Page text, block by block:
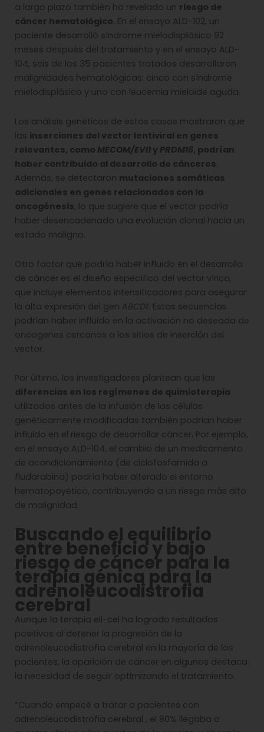
a largo plazo también ha revelado un riesgo de
cáncer hematológico. En el ensayo ALD-102, un
paciente desarrolló síndrome mielodisplásico 92
meses después del tratamiento y en el ensayo ALD-
104, seis de los 35 pacientes tratados desarrollaron
malignidades hematológicas: cinco con síndrome
mielodisplásico y uno con leucemia mieloide aguda.
Los análisis genéticos de estos casos mostraron que
las inserciones del vector lentiviral en genes
relevantes, como MECOM/EVI1 y PRDM16, podrían
haber contribuido al desarrollo de cánceres.
Además, se detectaron mutaciones somáticas
adicionales en genes relacionados con la
oncogénesis, lo que sugiere que el vector podría
haber desencadenado una evolución clonal hacia un
estado maligno.
Otro factor que podría haber influido en el desarrollo
de cáncer es el diseño específico del vector vírico,
que incluye elementos intensificadores para asegurar
la alta expresión del gen ABCD1. Estas secuencias
podrían haber influido en la activación no deseada de
oncogenes cercanos a los sitios de inserción del
vector.
Por último, los investigadores plantean que las
diferencias en los regímenes de quimioterapia
utilizados antes de la infusión de las células
genéticamente modificadas también podrían haber
influido en el riesgo de desarrollar cáncer. Por ejemplo,
en el ensayo ALD-104, el cambio de un medicamento
de acondicionamiento (de ciclofosfamida a
fludarabina) podría haber alterado el entorno
hematopoyético, contribuyendo a un riesgo más alto
de malignidad.
Buscando el equilibrio
entre beneficio y bajo
riesgo de cáncer para la
terapia génica para la
adrenoleucodistrofia
cerebral
Aunque la terapia eli-cel ha logrado resultados
positivos al detener la progresión de la
adrenoleucodistrofia cerebral en la mayoría de los
pacientes, la aparición de cáncer en algunos destaca
la necesidad de seguir optimizando el tratamiento.
“Cuando empecé a tratar a pacientes con
adrenoleucodistrofia cerebral , el 80% llegaba a